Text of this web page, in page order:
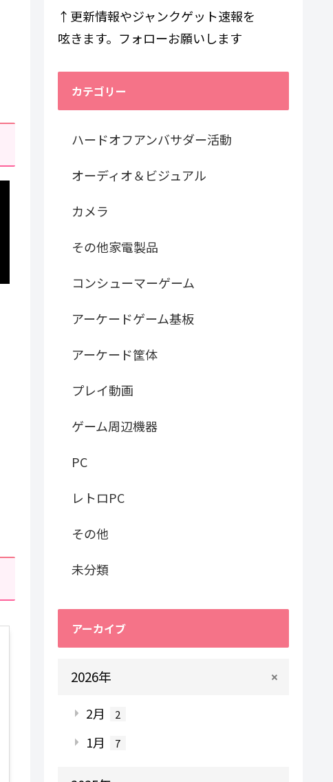
↑更新情報やジャンクゲット速報を
呟きます。フォローお願いします
カテゴリー
ハードオフアンバサダー活動
オーディオ＆ビジュアル
カメラ
その他家電製品
コンシューマーゲーム
アーケードゲーム基板
アーケード筐体
プレイ動画
ゲーム周辺機器
PC
レトロPC
その他
未分類
アーカイブ
2026年
2月 2
1月 7